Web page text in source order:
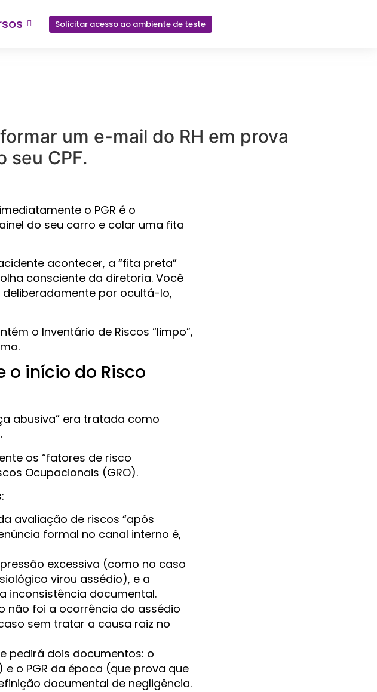
Solicitar acesso ao ambiente de teste
um e-mail do RH em prova
seu CPF.
o PGR é o
do seu carro e colar uma fita
acontecer, a “fita preta”
consciente da diretoria. Você
por ocultá-lo,
o Inventário de Riscos “limpo”,
o início do Risco
abusiva” era tratada como
os “fatores de risco
Ocupacionais (GRO).
avaliação de riscos “após
formal no canal interno é,
excessiva (como no caso
virou assédio), e a
inconsistência documental.
não foi a ocorrência do assédio
sem tratar a causa raiz no
pedirá dois documentos: o
o PGR da época (que prova que
documental de negligência.